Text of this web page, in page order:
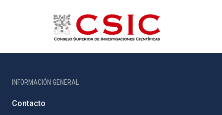
INFORMACIÓN GENERAL
Contacto